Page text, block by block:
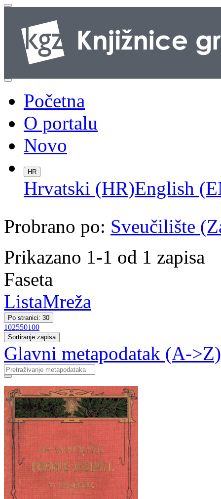
Početna
O portalu
Novo
HR
Hrvatski (HR)English
Probrano po: Sveučilište
Prikazano 1-1 od 1 zapisa
Faseta
ListaMreža
Po stranici: 30
102550100
Sortiranje zapisa
Glavni metapodatak (A->Z)